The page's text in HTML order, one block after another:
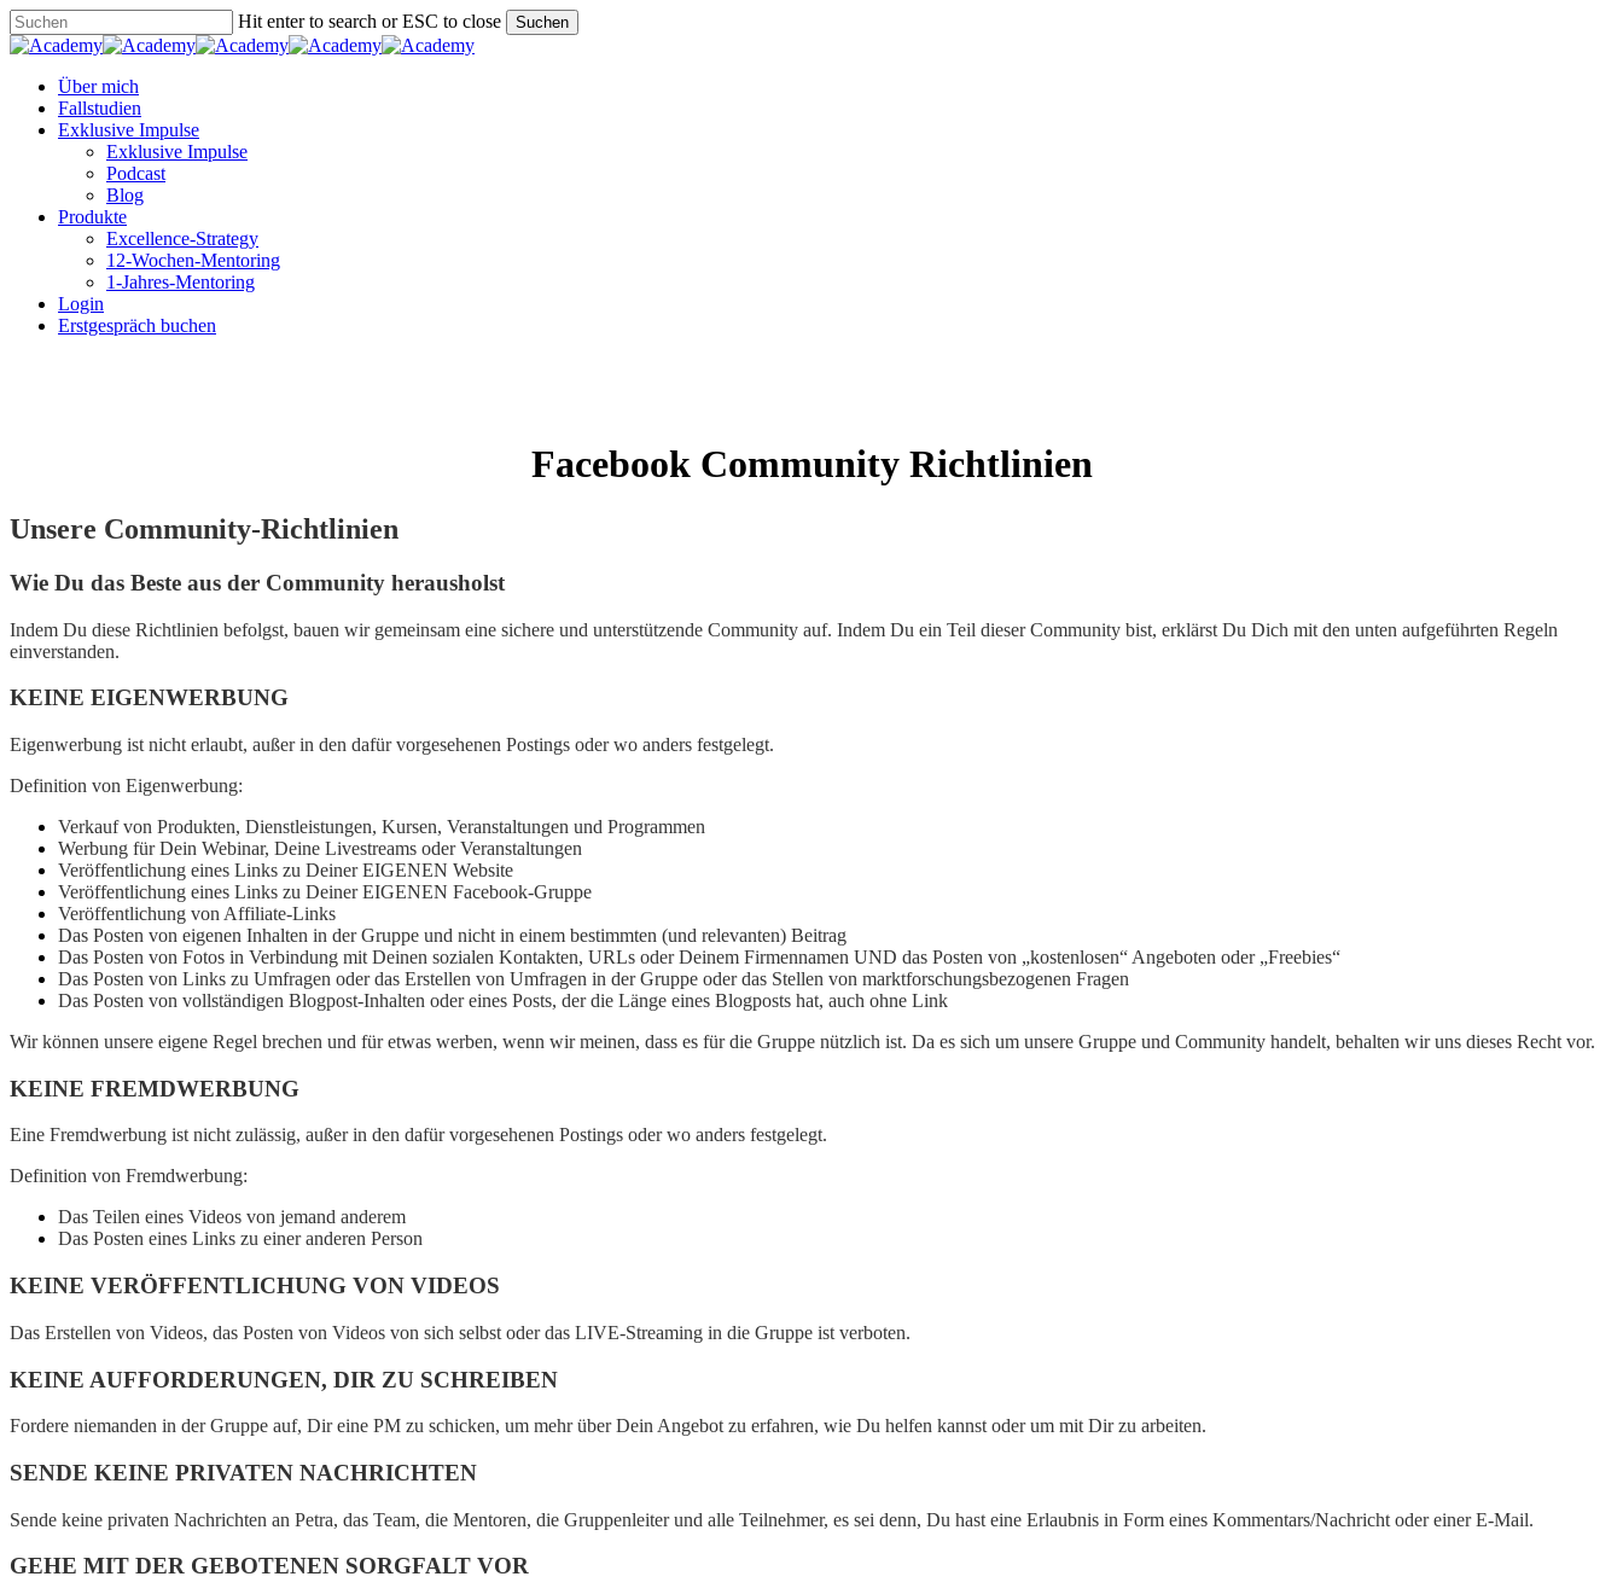
Skip
to
content
Hit enter to search or ESC to close Suchen
Close
Menu
Über mich
Fallstudien
Exklusive Impulse
Exklusive Impulse
Podcast
Blog
Produkte
Excellence-Strategy
12-Wochen-Mentoring
1-Jahres-Mentoring
Login
Erstgespräch buchen
Facebook Community Richtlinien
Unsere Community-Richtlinien
Wie Du das Beste aus der Community herausholst
Indem Du diese Richtlinien befolgst, bauen wir gemeinsam eine sichere und unterstützende Community auf. Indem Du ein Teil dieser Community bist, erklärst Du Dich mit den unten aufgeführten Regeln
einverstanden.
KEINE EIGENWERBUNG
Eigenwerbung ist nicht erlaubt, außer in den dafür vorgesehenen Postings oder wo anders festgelegt.
Definition von Eigenwerbung:
Verkauf von Produkten, Dienstleistungen, Kursen, Veranstaltungen und Programmen
Werbung für Dein Webinar, Deine Livestreams oder Veranstaltungen
Veröffentlichung eines Links zu Deiner EIGENEN Website
Veröffentlichung eines Links zu Deiner EIGENEN Facebook-Gruppe
Veröffentlichung von Affiliate-Links
Das Posten von eigenen Inhalten in der Gruppe und nicht in einem bestimmten (und relevanten) Beitrag
Das Posten von Fotos in Verbindung mit Deinen sozialen Kontakten, URLs oder Deinem Firmennamen UND das Posten von „kostenlosen“ Angeboten oder „Freebies“
Das Posten von Links zu Umfragen oder das Erstellen von Umfragen in der Gruppe oder das Stellen von marktforschungsbezogenen Fragen
Das Posten von vollständigen Blogpost-Inhalten oder eines Posts, der die Länge eines Blogposts hat, auch ohne Link
Wir können unsere eigene Regel brechen und für etwas werben, wenn wir meinen, dass es für die Gruppe nützlich ist. Da es sich um unsere Gruppe und Community handelt, behalten wir uns dieses Recht vor.
KEINE FREMDWERBUNG
Eine Fremdwerbung ist nicht zulässig, außer in den dafür vorgesehenen Postings oder wo anders festgelegt.
Definition von Fremdwerbung:
Das Teilen eines Videos von jemand anderem
Das Posten eines Links zu einer anderen Person
KEINE VERÖFFENTLICHUNG VON VIDEOS
Das Erstellen von Videos, das Posten von Videos von sich selbst oder das LIVE-Streaming in die Gruppe ist verboten.
KEINE AUFFORDERUNGEN, DIR ZU SCHREIBEN
Fordere niemanden in der Gruppe auf, Dir eine PM zu schicken, um mehr über Dein Angebot zu erfahren, wie Du helfen kannst oder um mit Dir zu arbeiten.
SENDE KEINE PRIVATEN NACHRICHTEN
Sende keine privaten Nachrichten an Petra, das Team, die Mentoren, die Gruppenleiter und alle Teilnehmer, es sei denn, Du hast eine Erlaubnis in Form eines Kommentars/Nachricht oder einer E-Mail.
GEHE MIT DER GEBOTENEN SORGFALT VOR